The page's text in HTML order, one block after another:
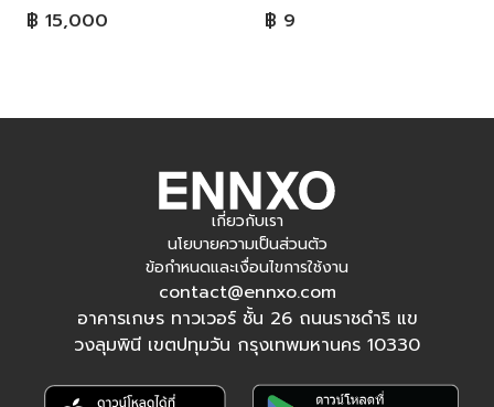
฿ 15,000 ฿ 9
เกี่ยวกับเรา
นโยบายความเป็นส่วนตัว
ข้อกำหนดและเงื่อนไขการใช้งาน
contact@ennxo.com
อาคารเกษร ทาวเวอร์ ชั้น 26 ถนนราชดำริ แข
วงลุมพินี เขตปทุมวัน กรุงเทพมหานคร 10330